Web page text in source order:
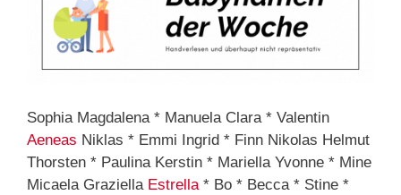
Sophia Magdalena * Manuela Clara * Valentin
Aeneas Niklas * Emmi Ingrid * Finn Nikolas Helmut
Thorsten * Paulina Kerstin * Mariella Yvonne * Mine
Micaela Graziella Estrella* Bo * Becca * Stine *